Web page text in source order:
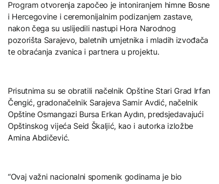
Program otvorenja započeo je intoniranjem himne Bosne
i Hercegovine i ceremonijalnim podizanjem zastave,
nakon čega su uslijedili nastupi Hora Narodnog
pozorišta Sarajevo, baletnih umjetnika i mladih izvođača
te obraćanja zvanica i partnera u projektu.
Prisutnima su se obratili načelnik Opštine Stari Grad Irfan
Čengić, gradonačelnik Sarajeva Samir Avdić, načelnik
Opštine Osmangazi Bursa Erkan Aydın, predsjedavajući
Opštinskog vijeća Seid Škaljić, kao i autorka izložbe
Amina Abdičević.
“Ovaj važni nacionalni spomenik godinama je bio